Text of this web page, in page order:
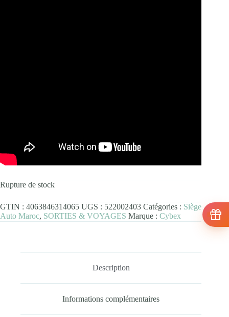
Rupture de stock
GTIN : 4063846314065 UGS : 522002403 Catégories : Siège
Auto Maroc, SORTIES & VOYAGES Marque : Cybex
Description
Informations complémentaires